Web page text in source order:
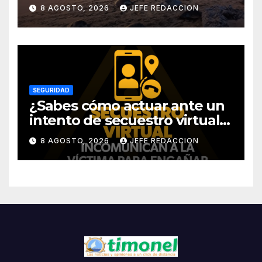
8 AGOSTO, 2026 JEFE REDACCION
SEGURIDAD
¿Sabes cómo actuar ante un
intento de secuestro virtual?
La SSP te guía para evitarlo
8 AGOSTO, 2026 JEFE REDACCION